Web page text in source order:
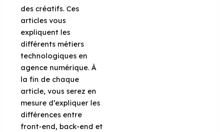
des créatifs. Ces
articles vous
expliquent les
différents métiers
technologiques en
agence numérique. À
la fin de chaque
article, vous serez en
mesure d’expliquer les
différences entre
front-end, back-end et